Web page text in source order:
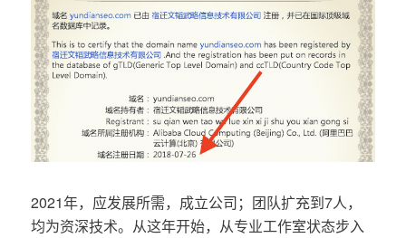
2021年，应发展所需，成立公司；团队扩充到7人，
均为资深技术。从这年开始，从专业工作室状态步入